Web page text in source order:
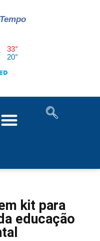
kit para
educação